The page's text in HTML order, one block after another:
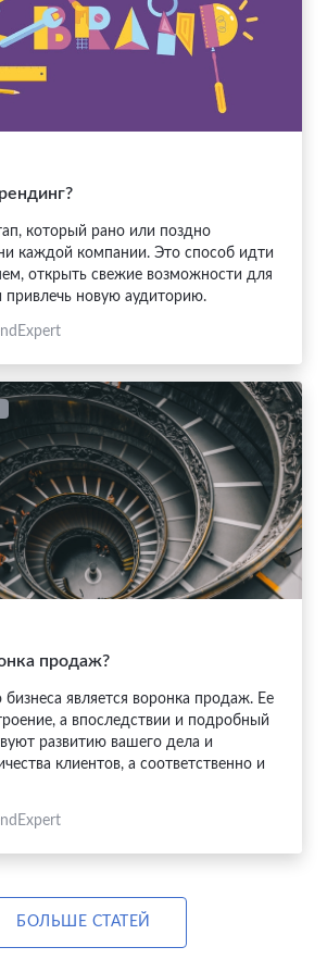
который рано или поздно
каждой компании. Это способ идти
открыть свежие возможности для
привлечь новую аудиторию.
продаж?
является воронка продаж. Ее
а впоследствии и подробный
развитию вашего дела и
клиентов, а соответственно и
БОЛЬШЕ СТАТЕЙ